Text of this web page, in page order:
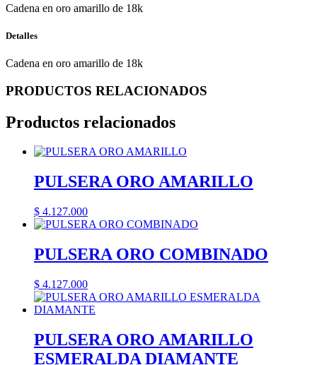
Cadena en oro amarillo de 18k
Detalles
Cadena en oro amarillo de 18k
PRODUCTOS RELACIONADOS
Productos relacionados
PULSERA ORO AMARILLO
$ 4.127.000
PULSERA ORO COMBINADO
$ 4.127.000
PULSERA ORO AMARILLO
ESMERALDA DIAMANTE